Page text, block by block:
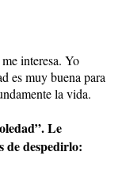
interesa. Yo
es muy buena para
la vida.
Le
de despedirlo: